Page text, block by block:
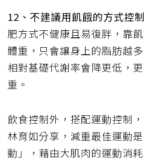
12 、不建議用飢餓的方式控
肥方式不健康且易復胖，靠
體重，只會讓身上的脂肪越
相對基礎代謝率會降更低，
重。
飲食控制外，搭配運動控制
林育如分享，減重最佳運動
動」，藉由大肌肉的運動消